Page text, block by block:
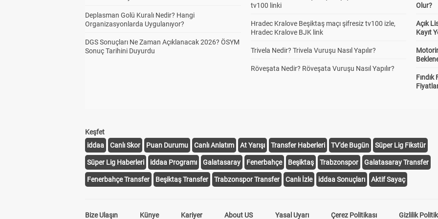
Deplasman Golü Kuralı Nedir? Hangi
Organizasyonlarda Uygulanıyor?
DGS Sonuçları Ne Zaman Açıklanacak 2026? ÖSYM
Sonuç Tarihini Duyurdu
tv100 linki
Hradec Kralove Beşiktaş maçı şifresiz tv100 izle,
Hradec Kralove BJK link
Trivela Nedir? Trivela Vuruşu Nasıl Yapılır?
Röveşata Nedir? Röveşata Vuruşu Nasıl Yapılır?
Olur?
Açık
Kayıt
Fındık
Keşfet
iddaa
Canlı Skor Puan Durumu Canlı Anlatım At Yarışı Transfer Haberleri TV'de Bugün Süper Lig Fikstür
Süper Lig Haberleri iddaa Programı Galatasaray Fenerbahçe Beşiktaş Trabzonspor Galatasaray Transfer
Fenerbahçe Transfer Beşiktaş Transfer Trabzonspor Transfer Canlı İzle iddaa Sonuçları Aktif Sayaç
Bize Ulaşın Künye Kariyer About US Yasal Uyarı Çerez Politikası Gizlilik